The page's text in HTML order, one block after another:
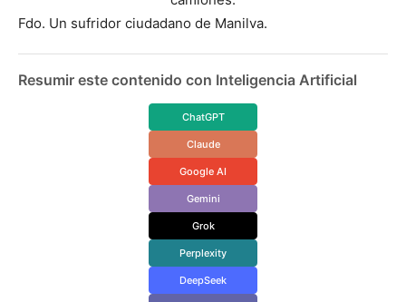
Fdo. Un sufridor ciudadano de Manilva.
Resumir este contenido con Inteligencia Artificial
ChatGPT
Claude
Google AI
Gemini
Grok
Perplexity
DeepSeek